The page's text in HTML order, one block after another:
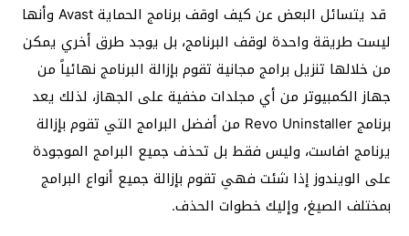
قد يتسائل البعض عن كيف اوقف برنامج الحماية Avast وأنها
ليست طريقة واحدة لوقف البرنامج، بل يوجد طرق أخري يمكن
من خلالها تنزيل برامج مجانية تقوم بإزالة البرنامج نهائياً من
جهاز الكمبيوتر من أي مجلدات مخفية على الجهاز، لذلك يعد
برنامج Revo Uninstaller من أفضل البرامج التي تقوم بإزالة
يرنامج افاست، وليس فقط بل تحذف جميع البرامج الموجودة
على الويندوز إذا شئت فهي تقوم بإزالة جميع أنواع البرامج
بمختلف الصيغ، وإليك خطوات الحذف.